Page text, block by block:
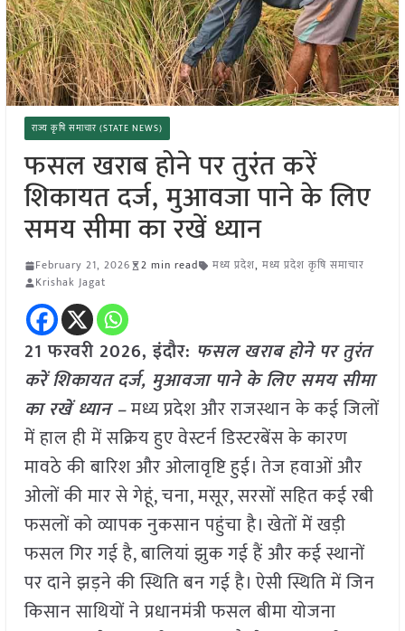
राज्य कृषि समाचार (STATE NEWS)
फसल खराब होने पर तुरंत करें
शिकायत दर्ज, मुआवजा पाने के लिए
समय सीमा का रखें ध्यान
February 21, 2026 2 min read मध्य प्रदेश, मध्य प्रदेश कृषि समाचार
Krishak Jagat
21 फरवरी 2026,इंदौर: फसल खराब होने पर तुरंत
करें शिकायत दर्ज, मुआवजा पाने के लिए समय सीमा
का रखें ध्यान –मध्य प्रदेश और राजस्थान के कई जिलों
में हाल ही में सक्रिय हुए वेस्टर्न डिस्टरबेंस के कारण
मावठे की बारिश और ओलावृष्टि हुई। तेज हवाओं और
ओलों की मार से गेहूं, चना, मसूर, सरसों सहित कई रबी
फसलों को व्यापक नुकसान पहुंचा है। खेतों में खड़ी
फसल गिर गई है, बालियां झुक गई हैं और कई स्थानों
पर दाने झड़ने की स्थिति बन गई है। ऐसी स्थिति में जिन
किसान साथियों ने प्रधानमंत्री फसल बीमा योजना